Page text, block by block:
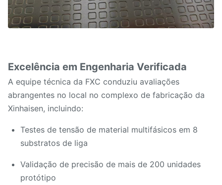
Excelência em Engenharia Verificada
A equipe técnica da FXC conduziu avaliações
abrangentes no local no complexo de fabricação da
Xinhaisen, incluindo:
Testes de tensão de material multifásicos em 8
substratos de liga
Validação de precisão de mais de 200 unidades
protótipo